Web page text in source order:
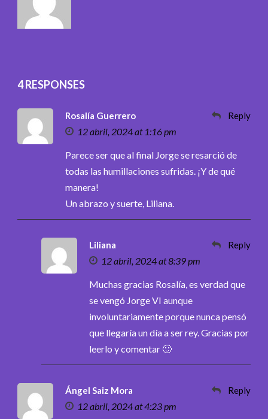
4 RESPONSES
Rosalía Guerrero
12 abril, 2024 at 1:16 pm
Reply
Parece ser que al final Jorge se resarció de
todas las humillaciones sufridas. ¡Y de qué
manera!
Un abrazo y suerte, Liliana.
Liliana
12 abril, 2024 at 8:39 pm
Reply
Muchas gracias Rosalía, es verdad que
se vengó Jorge VI aunque
involuntariamente porque nunca pensó
que llegaría un día a ser rey. Gracias por
leerlo y comentar 🙂
Ángel Saiz Mora
12 abril, 2024 at 4:23 pm
Reply